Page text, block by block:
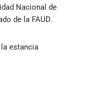
Nacional de
de la FAUD.
estancia